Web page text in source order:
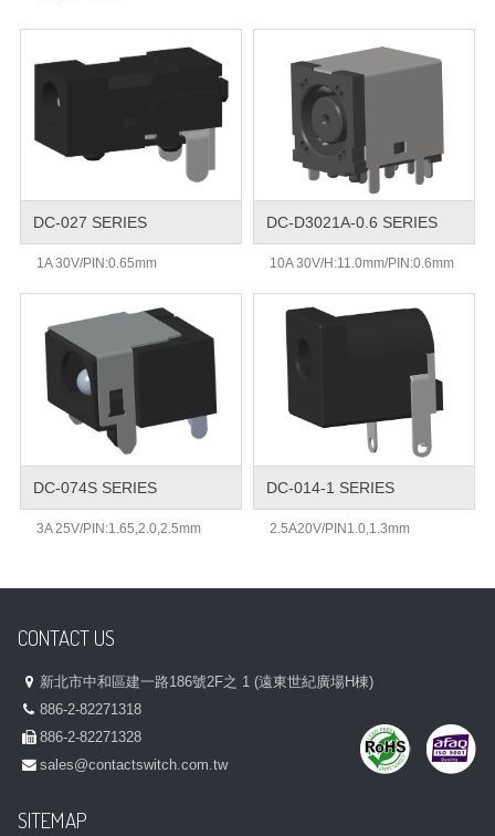
DC-027 SERIES
1A 30V/PIN:0.65mm
DC-D3021A-0.6 SERIES
10A 30V/H:11.0mm/PIN:0.6mm
DC-074S SERIES
3A 25V/PIN:1.65,2.0,2.5mm
DC-014-1 SERIES
2.5A20V/PIN1.0,1.3mm
CONTACT US
新北市中和區建一路186號2F之 1 (遠東世紀廣場H棟)
886-2-82271318
886-2-82271328
sales@contactswitch.com.tw
SITEMAP